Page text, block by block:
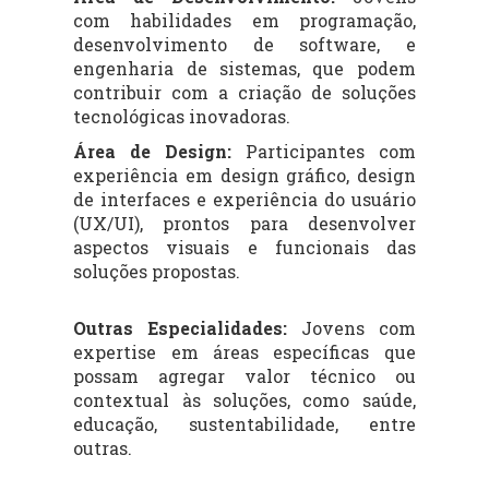
com habilidades em programação,
desenvolvimento de software, e
engenharia de sistemas, que podem
contribuir com a criação de soluções
tecnológicas inovadoras.
Área de Design:
Participantes com
experiência em design gráfico, design
de interfaces e experiência do usuário
(UX/UI), prontos para desenvolver
aspectos visuais e funcionais das
soluções propostas.
Outras Especialidades:
Jovens com
expertise em áreas específicas que
possam agregar valor técnico ou
contextual às soluções, como saúde,
educação, sustentabilidade, entre
outras.